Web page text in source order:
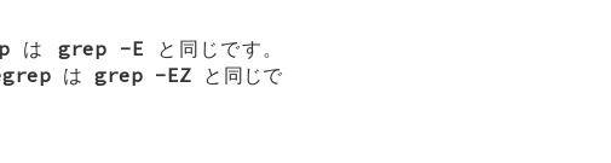
は grep -E と同じです。
はgrep -EZ と同じで